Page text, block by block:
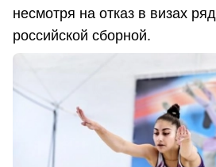
несмотря на отказ в визах
российской сборной.